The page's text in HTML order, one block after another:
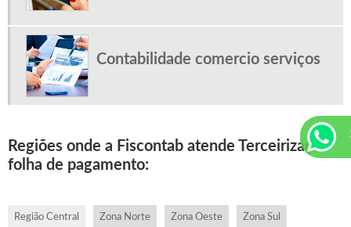
Contabilidade comercio serviços
Regiões onde a Fiscontab atende Terceirização
folha de pagamento:
Região Central Zona Norte Zona Oeste Zona Sul